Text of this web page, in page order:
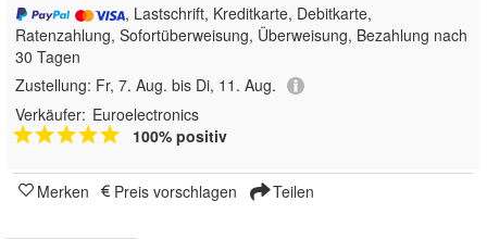
, Lastschrift, Kreditkarte, Debitkarte,
Ratenzahlung, Sofortüberweisung, Überweisung, Bezahlung nach
30 Tagen
Zustellung: Fr, 7. Aug. bis Di, 11. Aug.
Verkäufer: Euroelectronics
100% positiv
Merken Preis vorschlagen Teilen